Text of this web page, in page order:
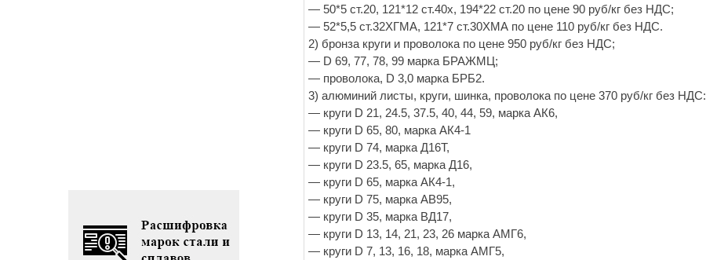
— 50*5 ст.20, 121*12 ст.40х, 194*22 ст.20 по цене 90 руб/кг без НДС;
— 52*5,5 ст.32ХГМА, 121*7 ст.30ХМА по цене 110 руб/кг без НДС.
2) бронза круги и проволока по цене 950 руб/кг без НДС;
— D 69, 77, 78, 99 марка БРАЖМЦ;
— проволока, D 3,0 марка БРБ2.
3) алюминий листы, круги, шинка, проволока по цене 370 руб/кг без НДС:
— круги D 21, 24.5, 37.5, 40, 44, 59, марка АК6,
— круги D 65, 80, марка АК4-1
— круги D 74, марка Д16Т,
— круги D 23.5, 65, марка Д16,
— круги D 65, марка АК4-1,
— круги D 75, марка АВ95,
— круги D 35, марка ВД17,
— круги D 13, 14, 21, 23, 26 марка АМГ6,
— круги D 7, 13, 16, 18, марка АМГ5,